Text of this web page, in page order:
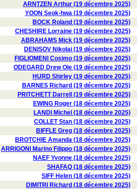
ARNTZEN Arthur (19 décembre 2025)
YOON Seok-hwa (19 décembre 2025)
BOCK Roland (19 décembre 2025)
CHESHIRE Lorraine (19 décembre 2025)
ABRAHAMS Mick (19 décembre 2025)
DENISOV Nikolai (19 décembre 2025)
FIGLIOMENI Cosimo (19 décembre 2025)
ODEGARD Drew Ole (19 décembre 2025)
HURD Shirley (19 décembre 2025)
BARNES Richard (19 décembre 2025)
PRITCHETT Darrell (19 décembre 2025)
EWING Roger (18 décembre 2025)
LANDI Michel (18 décembre 2025)
COLLET Stan (18 décembre 2025)
BIFFLE Greg (18 décembre 2025)
BROTCHIE Amanda (18 décembre 2025)
ARRIGONI Marino Filippo (18 décembre 2025)
NAEF Yvonne (18 décembre 2025)
SHAFAQ (18 décembre 2025)
SIFF Helen (18 décembre 2025)
DIMITRI Richard (18 décembre 2025)